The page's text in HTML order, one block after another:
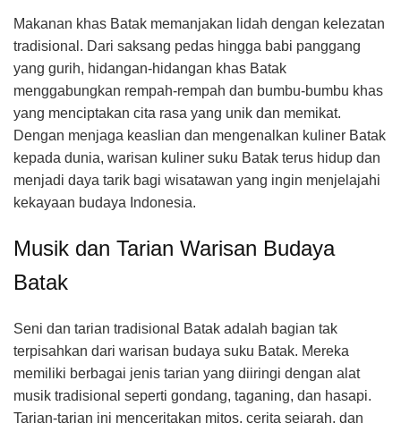
Makanan khas Batak memanjakan lidah dengan kelezatan
tradisional. Dari saksang pedas hingga babi panggang
yang gurih, hidangan-hidangan khas Batak
menggabungkan rempah-rempah dan bumbu-bumbu khas
yang menciptakan cita rasa yang unik dan memikat.
Dengan menjaga keaslian dan mengenalkan kuliner Batak
kepada dunia, warisan kuliner suku Batak terus hidup dan
menjadi daya tarik bagi wisatawan yang ingin menjelajahi
kekayaan budaya Indonesia.
Musik dan Tarian Warisan Budaya
Batak
Seni dan tarian tradisional Batak adalah bagian tak
terpisahkan dari warisan budaya suku Batak. Mereka
memiliki berbagai jenis tarian yang diiringi dengan alat
musik tradisional seperti gondang, taganing, dan hasapi.
Tarian-tarian ini menceritakan mitos, cerita sejarah, dan